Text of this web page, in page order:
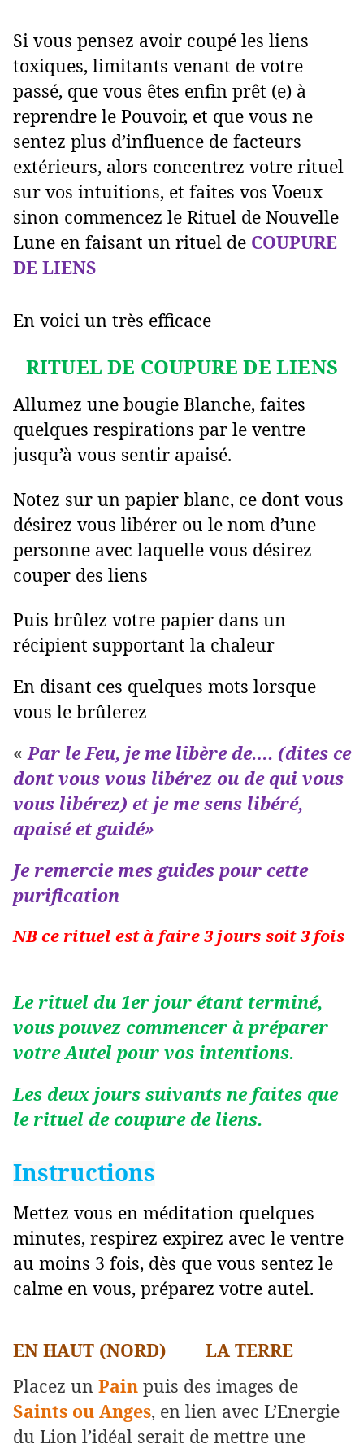
Si vous pensez avoir coupé les liens
toxiques, limitants venant de votre
passé, que vous êtes enfin prêt (e) à
reprendre le Pouvoir, et que vous ne
sentez plus d’influence de facteurs
extérieurs, alors concentrez votre rituel
sur vos intuitions, et faites vos Voeux
sinon commencez le Rituel de Nouvelle
Lune en faisant un rituel de COUPURE
DE LIENS
En voici un très efficace
RITUEL DE COUPURE DE LIENS
Allumez une bougie Blanche, faites
quelques respirations par le ventre
jusqu’à vous sentir apaisé.
Notez sur un papier blanc, ce dont vous
désirez vous libérer ou le nom d’une
personne avec laquelle vous désirez
couper des liens
Puis brûlez votre papier dans un
récipient supportant la chaleur
En disant ces quelques mots lorsque
vous le brûlerez
«Par le Feu, je me libère de…. (dites ce
dont vous vous libérez ou de qui vous
vous libérez) et je me sens libéré,
apaisé et guidé»
Je remercie mes guides pour cette
purification
NB ce rituel est à faire 3 jours soit 3 fois
Le rituel du 1er jour étant terminé,
vous pouvez commencer à préparer
votre Autel pour vos intentions.
Les deux jours suivants ne faites que
le rituel de coupure de liens.
Instructions
Mettez vous en méditation quelques
minutes, respirez expirez avec le ventre
au moins 3 fois, dès que vous sentez le
calme en vous, préparez votre autel.
EN HAUT (NORD) LA TERRE
Placez un Pain puis des images de
Saints ou Anges, en lien avec L’Energie
du Lion l’idéal serait de mettre une